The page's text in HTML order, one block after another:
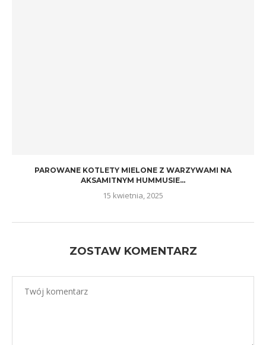
PAROWANE KOTLETY MIELONE Z WARZYWAMI NA
AKSAMITNYM HUMMUSIE...
15 kwietnia, 2025
ZOSTAW KOMENTARZ